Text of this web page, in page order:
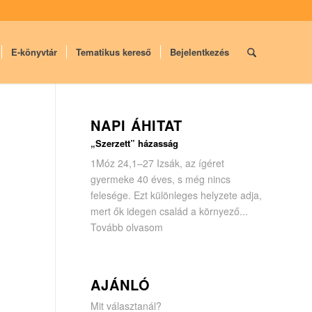
E-könyvtár Tematikus kereső Bejelentkezés
NAPI ÁHITAT
„Szerzett” házasság
1Móz 24,1–27 Izsák, az ígéret
gyermeke 40 éves, s még nincs
felesége. Ezt különleges helyzete adja,
mert ők idegen család a környező...
Tovább olvasom
AJÁNLÓ
Mit választanál?